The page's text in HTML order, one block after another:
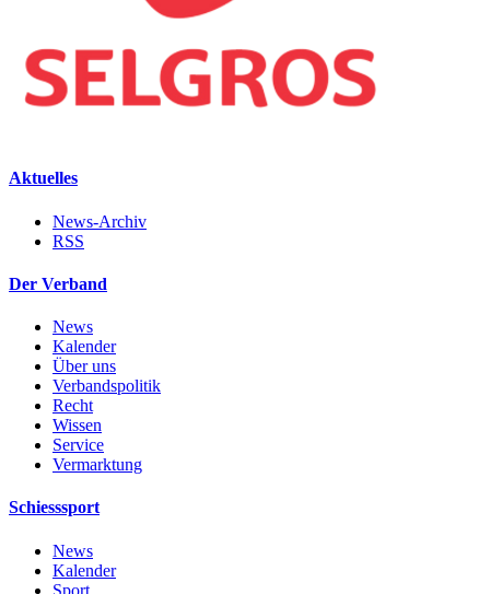
Aktuelles
News-Archiv
RSS
Der Verband
News
Kalender
Über uns
Verbandspolitik
Recht
Wissen
Service
Vermarktung
Schiesssport
News
Kalender
Sport